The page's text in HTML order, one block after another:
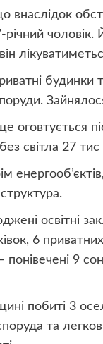
внаслідок
ний чоловік.
будинки
оговтується
світла 27 тис
освітні
6
понівечені 9
побиті 3
та